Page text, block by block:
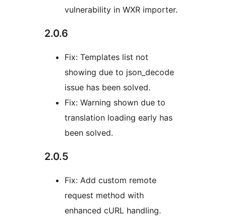
vulnerability in WXR importer.
2.0.6
Fix: Templates list not
showing due to json_decode
issue has been solved.
Fix: Warning shown due to
translation loading early has
been solved.
2.0.5
Fix: Add custom remote
request method with
enhanced cURL handling.